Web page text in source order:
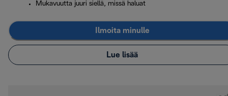
Mukavuutta juuri siellä, missä haluat
Ilmoita minulle
Lue lisää